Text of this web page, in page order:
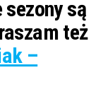
są
też
–